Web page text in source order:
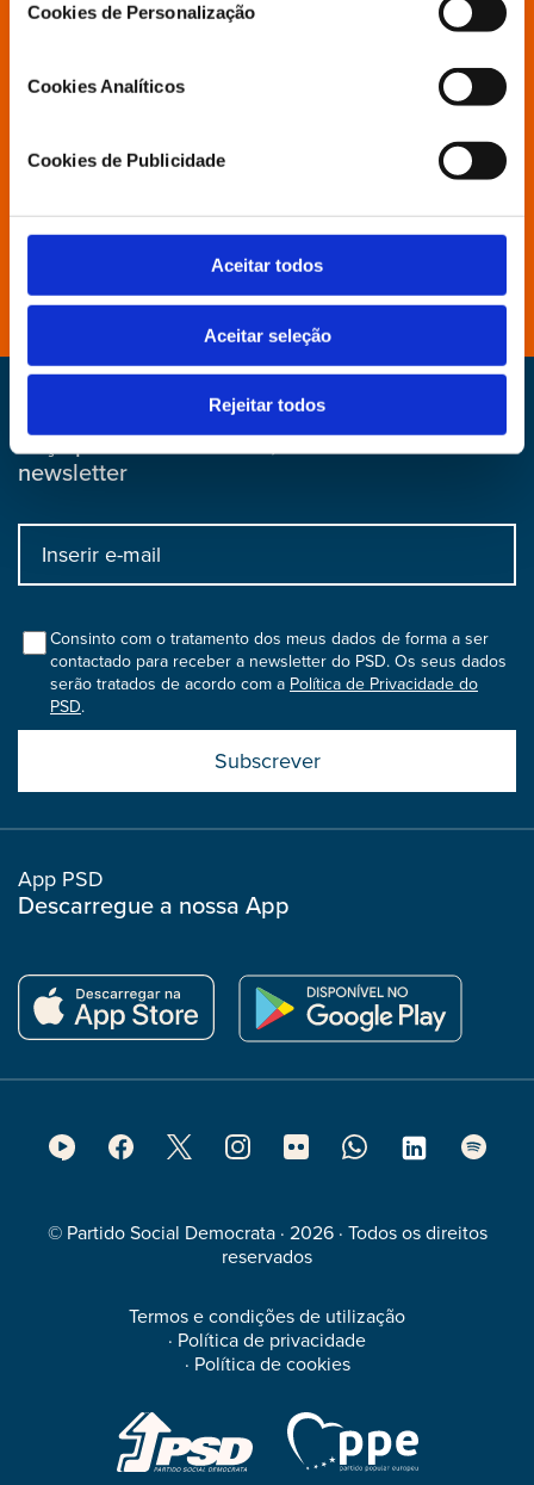
Cookies de Personalização
Cookies Analíticos
Cookies de Publicidade
Aceitar todos
Aceitar seleção
Rejeitar todos
Distritais e Secções
Faça parte do nosso dia, subscreva a nossa
newsletter
Input
bootstrap
colConsinto com o tratamento dos meus dados de forma a ser
contactado para receber a newsletter do PSD. Os seus dados
serão tratados de acordo com a Política de Privacidade do
PSD.
boostrap
col
App PSD
Descarregue a nossa App
© Partido Social Democrata · 2026 · Todos os direitos
reservados
Termos e condições de utilização
· Política de privacidade
· Política de cookies
Footer
Media